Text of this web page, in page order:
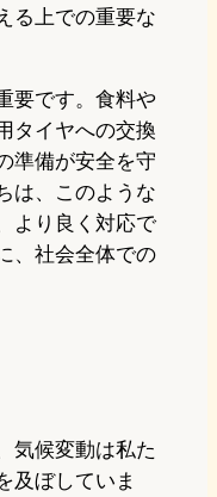
る上での重要な
要です。食料や
タイヤへの交換
準備が安全を守
は、このような
より良く対応で
、社会全体での
気候変動は私た
及ぼしていま